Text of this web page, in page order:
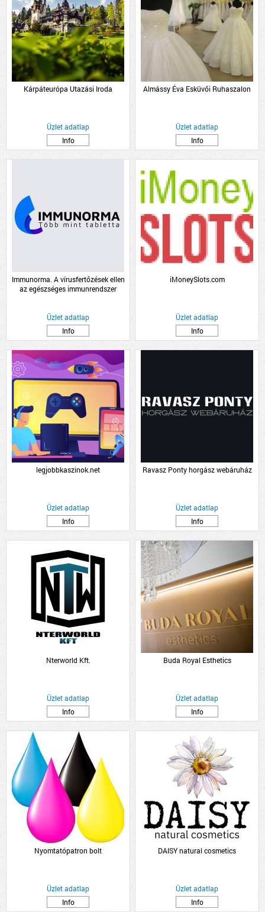
Kárpáteurópa Utazási Iroda
Üzlet adatlap
Info
Almássy Éva Esküvői Ruhaszalon
Üzlet adatlap
Info
Immunorma. A vírusfertőzések ellen
az egészséges immunrendszer
Üzlet adatlap
Info
iMoneySlots.com
Üzlet adatlap
Info
legjobbkaszinok.net
Üzlet adatlap
Info
Ravasz Ponty horgász webáruház
Üzlet adatlap
Info
Nterworld Kft.
Üzlet adatlap
Info
Buda Royal Esthetics
Üzlet adatlap
Info
Nyomtatópatron bolt
Üzlet adatlap
Info
DAISY natural cosmetics
Üzlet adatlap
Info